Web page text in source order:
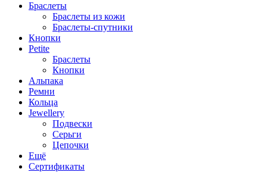
Браслеты
Браслеты из кожи
Браслеты-спутники
Кнопки
Petite
Браслеты
Кнопки
Альпака
Ремни
Кольца
Jewellery
Подвески
Серьги
Цепочки
Ещё
Сертификаты